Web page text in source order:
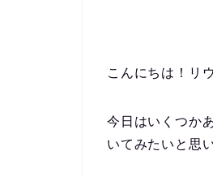
こんにちは！リ
今日はいくつか
いてみたいと思